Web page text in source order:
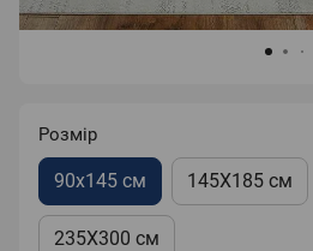
Розмір
90х145 см 145Х185 см
235Х300 см